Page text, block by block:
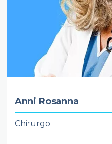
Anni Rosanna
Chirurgo